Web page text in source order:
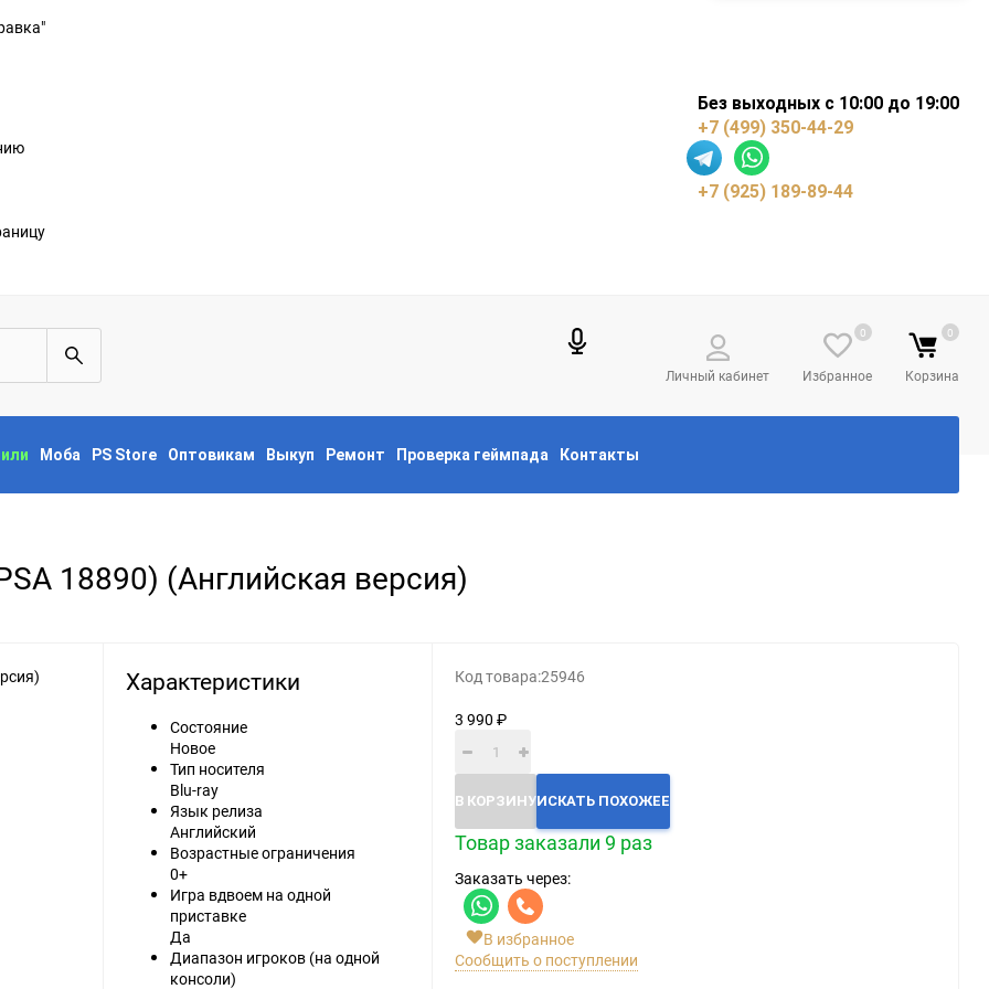
Без выходных с 10:00 до 19:00
+7 (499) 350-44-29
+7 (925) 189-89-44
Личный кабинет Избранное
0
Корзина
0
Microsoft Xbox
Разные 8 и 16 бит
Microsoft Xbox
Разные
Крышки, подставки
Шлемы, рули
Эл.книги / планшеты
Моба PS Store Оптовикам Выкуп Ремонт Проверка геймпада Контакты
18890) (Английская версия)
Характеристики
Состояние
Новое
Тип носителя
Blu-ray
Язык релиза
Английский
Возрастные ограничения
0+
Игра вдвоем на одной
приставке
Да
Диапазон игроков (на одной
консоли)
Код товара:25946
3 990 ₽
В КОРЗИНУИСКАТЬ ПОХОЖЕЕ
Товар заказали 9 раз
Заказать через:
В избранное
Сообщить о поступлении